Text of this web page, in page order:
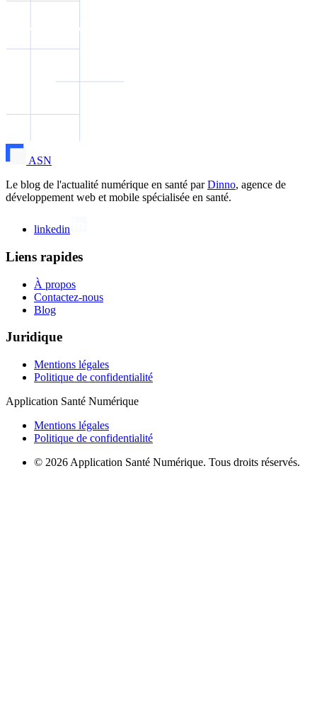
ASN
Le blog de l'actualité numérique en santé parDinno, agence de
développement web et mobile spécialisée en santé.
linkedin
Liens rapides
À propos
Contactez-nous
Blog
Juridique
Mentions légales
Politique de confidentialité
Application Santé Numérique
Mentions légales
Politique de confidentialité
© 2026 Application Santé Numérique. Tous droits réservés.